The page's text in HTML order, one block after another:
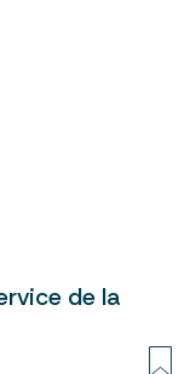
de la